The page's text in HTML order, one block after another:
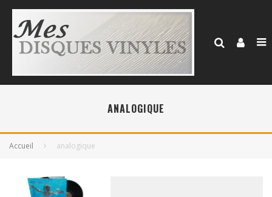
ANALOGIQUE
Accueil analogique